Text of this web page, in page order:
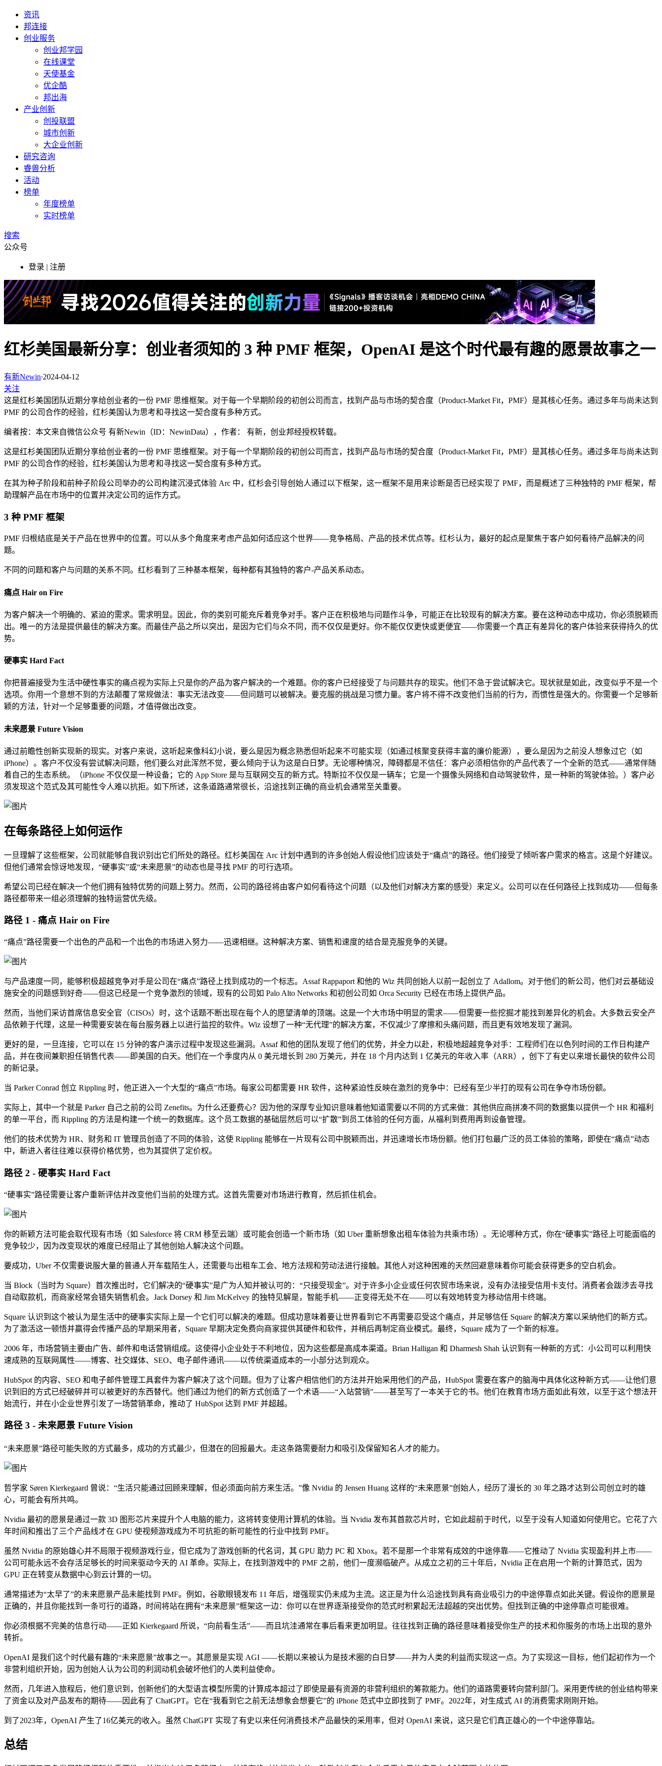
资讯
邦连接
创业服务
创业邦学园
在线课堂
天使基金
优企酷
邦出海
产业创新
创投联盟
城市创新
大企业创新
研究咨询
睿兽分析
活动
榜单
年度榜单
实时榜单
搜索
公众号
登录 | 注册
红杉美国最新分享：创业者须知的 3 种 PMF 框架，OpenAI 是这个时代最有趣的愿景故事之一
有新Newin·2024-04-12
关注
这是红杉美国团队近期分享给创业者的一份 PMF 思维框架。对于每一个早期阶段的初创公司而言，找到产品与市场的契合度（Product-Market Fit，PMF）是其核心任务。通过多年与尚未达到
PMF 的公司合作的经验，红杉美国认为思考和寻找这一契合度有多种方式。
编者按：本文来自微信公众号 有新Newin（ID：NewinData），作者： 有新，创业邦经授权转载。
这是红杉美国团队近期分享给创业者的一份 PMF 思维框架。对于每一个早期阶段的初创公司而言，找到产品与市场的契合度（Product-Market Fit，PMF）是其核心任务。通过多年与尚未达到
PMF 的公司合作的经验，红杉美国认为思考和寻找这一契合度有多种方式。
在其为种子阶段和前种子阶段公司举办的公司构建沉浸式体验 Arc 中，红杉会引导创始人通过以下框架，这一框架不是用来诊断是否已经实现了 PMF，而是概述了三种独特的 PMF 框架，帮
助理解产品在市场中的位置并决定公司的运作方式。
3 种 PMF 框架
PMF 归根结底是关于产品在世界中的位置。可以从多个角度来考虑产品如何适应这个世界——竞争格局、产品的技术优点等。红杉认为，最好的起点是聚焦于客户如何看待产品解决的问
题。
不同的问题和客户与问题的关系不同。红杉看到了三种基本框架，每种都有其独特的客户-产品关系动态。
痛点 Hair on Fire
为客户解决一个明确的、紧迫的需求。需求明显。因此，你的类别可能充斥着竞争对手。客户正在积极地与问题作斗争，可能正在比较现有的解决方案。要在这种动态中成功，你必须脱颖而
出。唯一的方法是提供最佳的解决方案。而最佳产品之所以突出，是因为它们与众不同，而不仅仅是更好。你不能仅仅更快或更便宜——你需要一个真正有差异化的客户体验来获得持久的优
势。
硬事实 Hard Fact
你把普遍接受为生活中硬性事实的痛点视为实际上只是你的产品为客户解决的一个难题。你的客户已经接受了与问题共存的现实。他们不急于尝试解决它。现状就是如此，改变似乎不是一个
选项。你用一个意想不到的方法颠覆了常规做法：事实无法改变——但问题可以被解决。要克服的挑战是习惯力量。客户将不得不改变他们当前的行为，而惯性是强大的。你需要一个足够新
颖的方法，针对一个足够重要的问题，才值得做出改变。
未来愿景 Future Vision
通过前瞻性创新实现新的现实。对客户来说，这听起来像科幻小说，要么是因为概念熟悉但听起来不可能实现（如通过核聚变获得丰富的廉价能源），要么是因为之前没人想象过它（如
iPhone）。客户不仅没有尝试解决问题，他们要么对此浑然不觉，要么倾向于认为这是白日梦。无论哪种情况，障碍都是不信任：客户必须相信你的产品代表了一个全新的范式——通常伴随
着自己的生态系统。（iPhone 不仅仅是一种设备；它的 App Store 是与互联网交互的新方式。特斯拉不仅仅是一辆车；它是一个摄像头网络和自动驾驶软件，是一种新的驾驶体验。）客户必
须发现这个范式及其可能性令人难以抗拒。如下所述，这条道路通常很长，沿途找到正确的商业机会通常至关重要。
在每条路径上如何运作
一旦理解了这些框架，公司就能够自我识别出它们所处的路径。红杉美国在 Arc 计划中遇到的许多创始人假设他们应该处于“痛点”的路径。他们接受了倾听客户需求的格言。这是个好建议。
但他们通常会惊讶地发现，“硬事实”或“未来愿景”的动态也是寻找 PMF 的可行选项。
希望公司已经在解决一个他们拥有独特优势的问题上努力。然而，公司的路径将由客户如何看待这个问题（以及他们对解决方案的感受）来定义。公司可以在任何路径上找到成功——但每条
路径都带来一组必须理解的独特运营优先级。
路径 1 - 痛点 Hair on Fire
“痛点”路径需要一个出色的产品和一个出色的市场进入努力——迅速相继。这种解决方案、销售和速度的结合是克服竞争的关键。
与产品速度一同，能够积极超越竞争对手是公司在“痛点”路径上找到成功的一个标志。Assaf Rappaport 和他的 Wiz 共同创始人以前一起创立了 Adallom。对于他们的新公司，他们对云基础设
施安全的问题感到好奇——但这已经是一个竞争激烈的领域，现有的公司如 Palo Alto Networks 和初创公司如 Orca Security 已经在市场上提供产品。
然而，当他们采访首席信息安全官（CISOs）时，这个话题不断出现在每个人的愿望清单的顶端。这是一个大市场中明显的需求——但需要一些挖掘才能找到差异化的机会。大多数云安全产
品依赖于代理，这是一种需要安装在每台服务器上以进行监控的软件。Wiz 设想了一种“无代理”的解决方案，不仅减少了摩擦和头痛问题，而且更有效地发现了漏洞。
更好的是，一旦连接，它可以在 15 分钟的客户演示过程中发现这些漏洞。Assaf 和他的团队发现了他们的优势，并全力以赴，积极地超越竞争对手：工程师们在以色列时间的工作日构建产
品，并在夜间兼职担任销售代表——即美国的白天。他们在一个季度内从 0 美元增长到 280 万美元，并在 18 个月内达到 1 亿美元的年收入率（ARR），创下了有史以来增长最快的软件公司
的新记录。
当 Parker Conrad 创立 Rippling 时，他正进入一个大型的“痛点”市场。每家公司都需要 HR 软件，这种紧迫性反映在激烈的竞争中：已经有至少半打的现有公司在争夺市场份额。
实际上，其中一个就是 Parker 自己之前的公司 Zenefits。为什么还要费心？因为他的深厚专业知识意味着他知道需要以不同的方式来做：其他供应商拼凑不同的数据集以提供一个 HR 和福利
的单一平台，而 Rippling 的方法是构建一个统一的数据库。这个员工数据的基础层然后可以“扩散”到员工体验的任何方面，从福利到费用再到设备管理。
他们的技术优势为 HR、财务和 IT 管理员创造了不同的体验，这使 Rippling 能够在一片现有公司中脱颖而出，并迅速增长市场份额。他们打包最广泛的员工体验的策略，即使在“痛点”动态
中，新进入者往往难以获得价格优势，也为其提供了定价权。
路径 2 - 硬事实 Hard Fact
“硬事实”路径需要让客户重新评估并改变他们当前的处理方式。这首先需要对市场进行教育，然后抓住机会。
你的新颖方法可能会取代现有市场（如 Salesforce 将 CRM 移至云端）或可能会创造一个新市场（如 Uber 重新想象出租车体验为共乘市场）。无论哪种方式，你在“硬事实”路径上可能面临的
竞争较少，因为改变现状的难度已经阻止了其他创始人解决这个问题。
要成功，Uber 不仅需要说服大量的普通人开车载陌生人，还需要与出租车工会、地方法规和劳动法进行接触。其他人对这种困难的天然回避意味着你可能会获得更多的空白机会。
当 Block（当时为 Square）首次推出时，它们解决的“硬事实”是广为人知并被认可的：“只接受现金”。对于许多小企业或任何农贸市场来说，没有办法接受信用卡支付。消费者会跋涉去寻找
自动取款机，而商家经常会错失销售机会。Jack Dorsey 和 Jim McKelvey 的独特见解是，智能手机——正变得无处不在——可以有效地转变为移动信用卡终端。
Square 认识到这个被认为是生活中的硬事实实际上是一个它们可以解决的难题。但成功意味着要让世界看到它不再需要忍受这个痛点，并足够信任 Square 的解决方案以采纳他们的新方式。
为了激活这一顿悟并赢得会传播产品的早期采用者，Square 早期决定免费向商家提供其硬件和软件，并稍后再制定商业模式。最终，Square 成为了一个新的标准。
2006 年，市场营销主要由广告、邮件和电话营销组成。这使得小企业处于不利地位，因为这些都是高成本渠道。Brian Halligan 和 Dharmesh Shah 认识到有一种新的方式：小公司可以利用快
速成熟的互联网属性——博客、社交媒体、SEO、电子邮件通讯——以传统渠道成本的一小部分达到观众。
HubSpot 的内容、SEO 和电子邮件管理工具套件为客户解决了这个问题。但为了让客户相信他们的方法并开始采用他们的产品，HubSpot 需要在客户的脑海中具体化这种新方式——让他们意
识到旧的方式已经破碎并可以被更好的东西替代。他们通过为他们的新方式创造了一个术语——“入站营销”——甚至写了一本关于它的书。他们在教育市场方面如此有效，以至于这个想法开
始流行，并在小企业世界引发了一场营销革命，推动了 HubSpot 达到 PMF 并超越。
路径 3 - 未来愿景 Future Vision
“未来愿景”路径可能失败的方式最多，成功的方式最少，但潜在的回报最大。走这条路需要耐力和吸引及保留知名人才的能力。
哲学家 Søren Kierkegaard 曾说：“生活只能通过回顾来理解，但必须面向前方来生活。”像 Nvidia 的 Jensen Huang 这样的“未来愿景”创始人，经历了漫长的 30 年之路才达到公司创立时的雄
心，可能会有所共鸣。
Nvidia 最初的愿景是通过一款 3D 图形芯片来提升个人电脑的能力，这将转变使用计算机的体验。当 Nvidia 发布其首款芯片时，它如此超前于时代，以至于没有人知道如何使用它。它花了六
年时间和推出了三个产品线才在 GPU 使视频游戏成为不可抗拒的新可能性的行业中找到 PMF。
虽然 Nvidia 的原始雄心并不局限于视频游戏行业，但它成为了游戏创新的代名词，其 GPU 助力 PC 和 Xbox。若不是那一个非常有成效的中途停靠——它推动了 Nvidia 实现盈利并上市——
公司可能永远不会存活足够长的时间来驱动今天的 AI 革命。实际上，在找到游戏中的 PMF 之前，他们一度濒临破产。从成立之初的三十年后，Nvidia 正在启用一个新的计算范式，因为
GPU 正在转变从数据中心到云计算的一切。
通常描述为“太早了”的未来愿景产品未能找到 PMF。例如，谷歌眼镜发布 11 年后，增强现实仍未成为主流。这正是为什么沿途找到具有商业吸引力的中途停靠点如此关键。假设你的愿景是
正确的，并且你能找到一条可行的道路，时间将站在拥有“未来愿景”框架这一边：你可以在世界逐渐接受你的范式时积累起无法超越的突出优势。但找到正确的中途停靠点可能很难。
你必须根据不完美的信息行动——正如 Kierkegaard 所说，“向前看生活”——而且坑洼通常在事后看来更加明显。往往找到正确的路径意味着接受你生产的技术和你服务的市场上出现的意外
转折。
OpenAI 是我们这个时代最有趣的“未来愿景”故事之一。其愿景是实现 AGI ——长期以来被认为是技术圈的白日梦——并为人类的利益而实现这一点。为了实现这一目标，他们起初作为一个
非营利组织开始，因为创始人认为公司的利润动机会破坏他们的人类利益使命。
然而，几年进入旅程后，他们意识到，创新他们的大型语言模型所需的计算成本超过了即使是最有资源的非营利组织的筹款能力。他们的道路需要转向营利部门。采用更传统的创业结构带来
了资金以及对产品发布的期待——因此有了 ChatGPT。它在“我看到它之前无法想象会想要它”的 iPhone 范式中立即找到了 PMF。2022年，对生成式 AI 的消费需求刚刚开始。
到了2023年，OpenAI 产生了16亿美元的收入。虽然 ChatGPT 实现了有史以来任何消费技术产品最快的采用率，但对 OpenAI 来说，这只是它们真正雄心的一个中途停靠站。
总结